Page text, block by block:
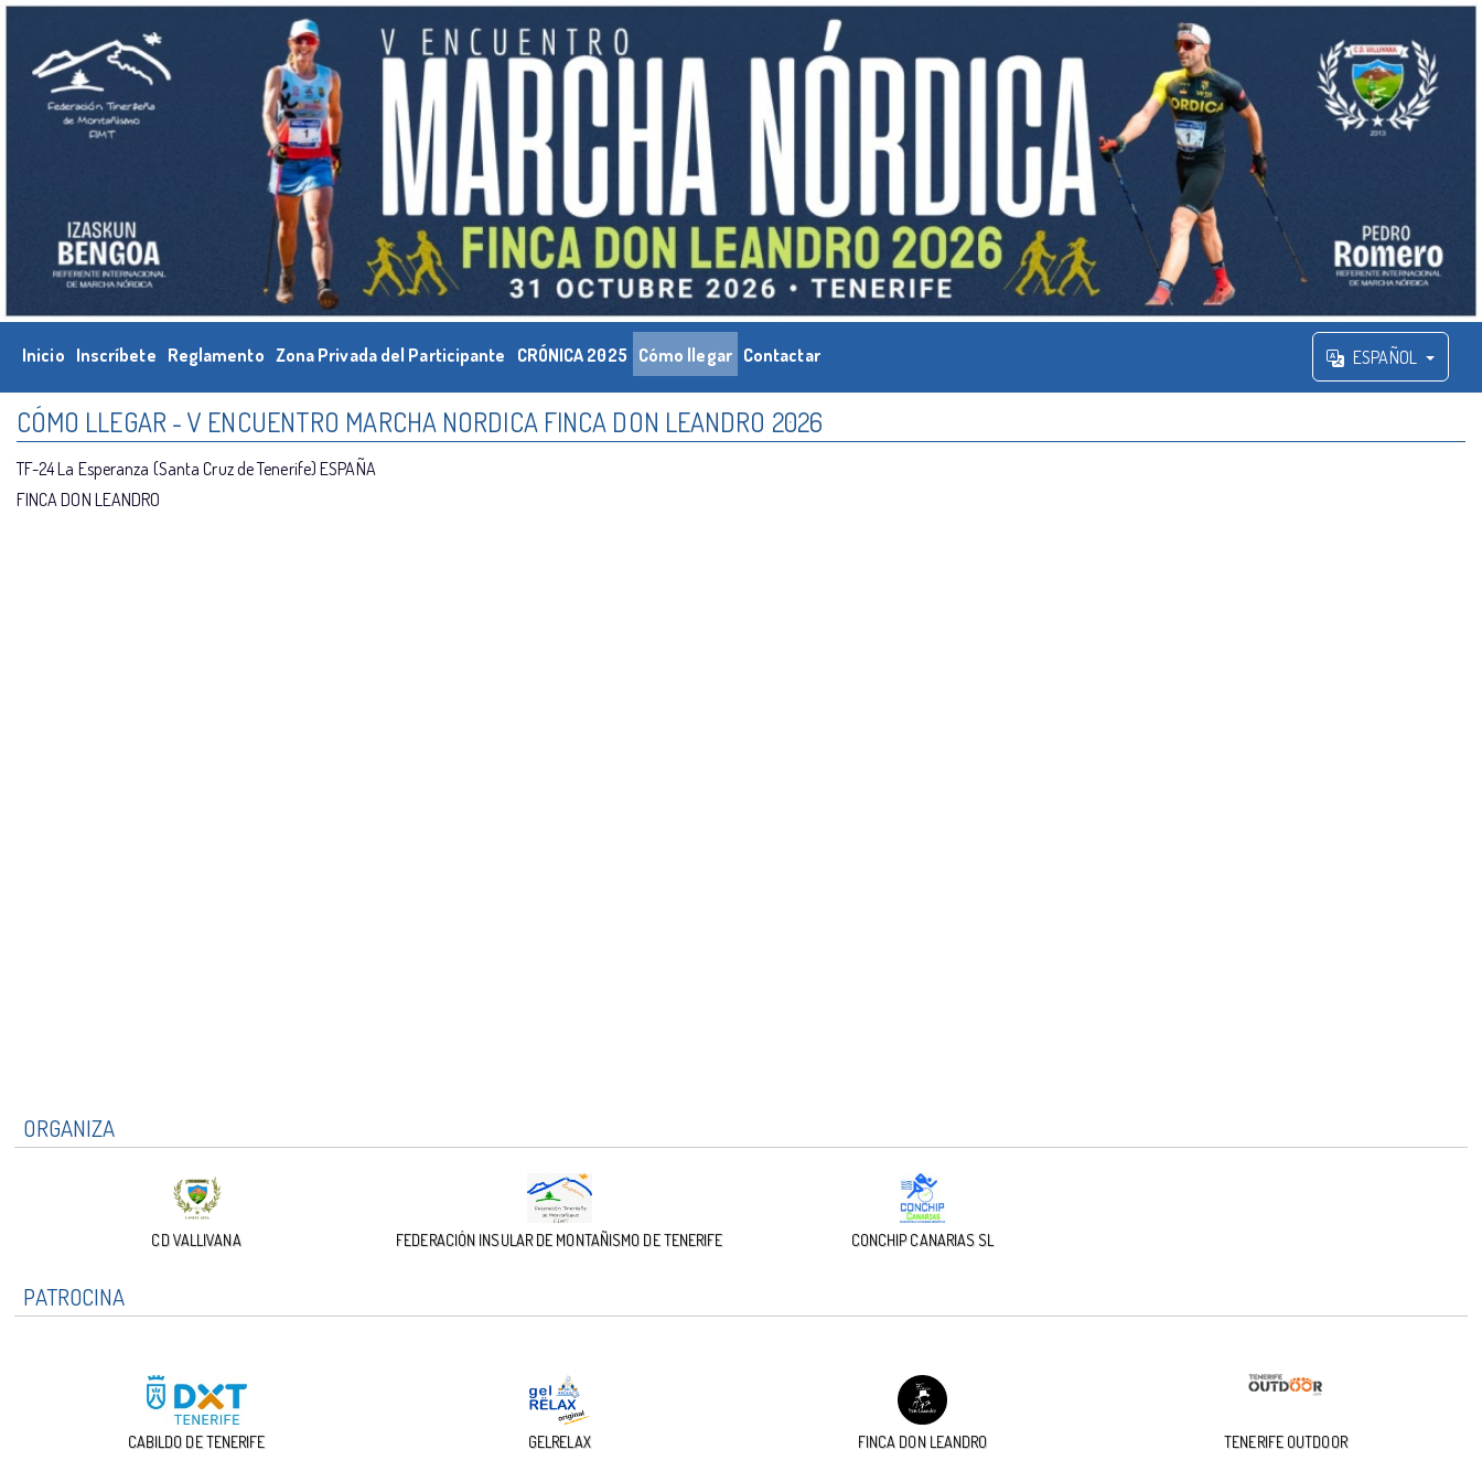
Inicio Inscríbete Reglamento Zona Privada del Participante CRÓNICA 2025 Cómo llegar Contactar ESPAÑOL
CÓMO LLEGAR - V ENCUENTRO MARCHA NORDICA FINCA DON LEANDRO 2026
TF-24 La Esperanza (Santa Cruz de Tenerife) ESPAÑA
FINCA DON LEANDRO
ORGANIZA
CD VALLIVANA FEDERACIÓN INSULAR DE MONTAÑISMO DE TENERIFE CONCHIP CANARIAS SL
PATROCINA
CABILDO DE TENERIFE GELRELAX FINCA DON LEANDRO TENERIFE OUTDOOR